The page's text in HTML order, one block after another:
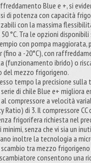
Blue e +, si
di potenza con capacità
con la massima
50 °C. Tra le opzioni
con pompa maggiorata,
a -20°C), con
(funzionamento ibrido) o
del mezzo frigorigeno.
tempo la precisione sulla
di chile Blue e+ migliora
compressore a velocità
Ratio) di 3. Il compressore
frigorifera richiesta nel
senza che vi sia un
inoltre la tecnologia a
scambio tra mezzo
consentono una